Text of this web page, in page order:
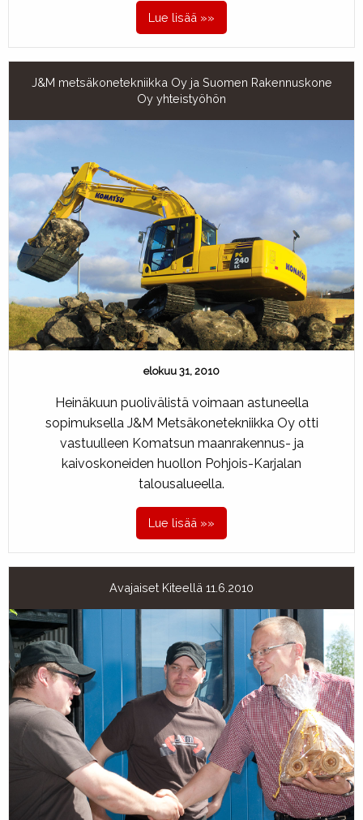
Lue lisää »»
J&M metsäkonetekniikka Oy ja Suomen Rakennuskone
Oy yhteistyöhön
elokuu 31, 2010
Heinäkuun puolivälistä voimaan astuneella
sopimuksella J&M Metsäkonetekniikka Oy otti
vastuulleen Komatsun maanrakennus- ja
kaivoskoneiden huollon Pohjois-Karjalan
talousalueella.
Lue lisää »»
Avajaiset Kiteellä 11.6.2010